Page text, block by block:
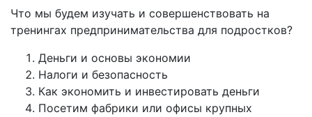
Что мы будем изучать и совершенствовать на
тренингах предпринимательства для подростков?
Деньги и основы экономии
Налоги и безопасность
Как экономить и инвестировать деньги
Посетим фабрики или офисы крупных